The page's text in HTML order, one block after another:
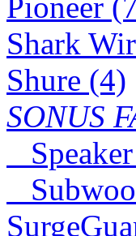
Shark
Shure (4)
SONUS